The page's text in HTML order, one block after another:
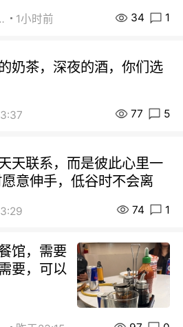
咪 1小时前 34 1
奶茶，深夜的酒，你们选
77 5
天联系，而是彼此心里一
意伸手，低谷时不会离
74 1
馆，需要
要，可以